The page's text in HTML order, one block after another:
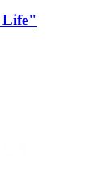
Life"